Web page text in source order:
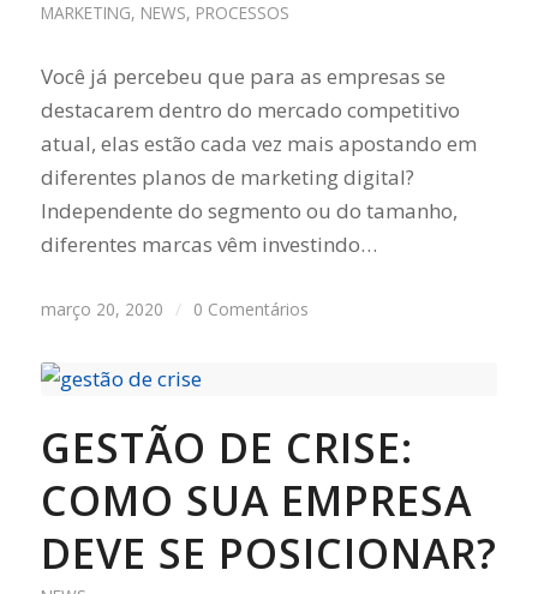
MARKETING, NEWS, PROCESSOS
Você já percebeu que para as empresas se
destacarem dentro do mercado competitivo
atual, elas estão cada vez mais apostando em
diferentes planos de marketing digital?
Independente do segmento ou do tamanho,
diferentes marcas vêm investindo…
março 20, 2020 / 0 Comentários
GESTÃO DE CRISE:
COMO SUA EMPRESA
DEVE SE POSICIONAR?